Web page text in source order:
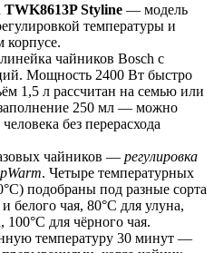
TWK8613P Styline — модель
температуры и
корпусе.
чайников Bosch с
Мощность 2400 Вт быстро
1,5 л рассчитан на семью или
250 мл — можно
без перерасхода
чайников — регулировка
. Четыре температурных
подобраны под разные сорта
белого чая, 80°C для улуна,
для чёрного чая.
температуру 30 минут —